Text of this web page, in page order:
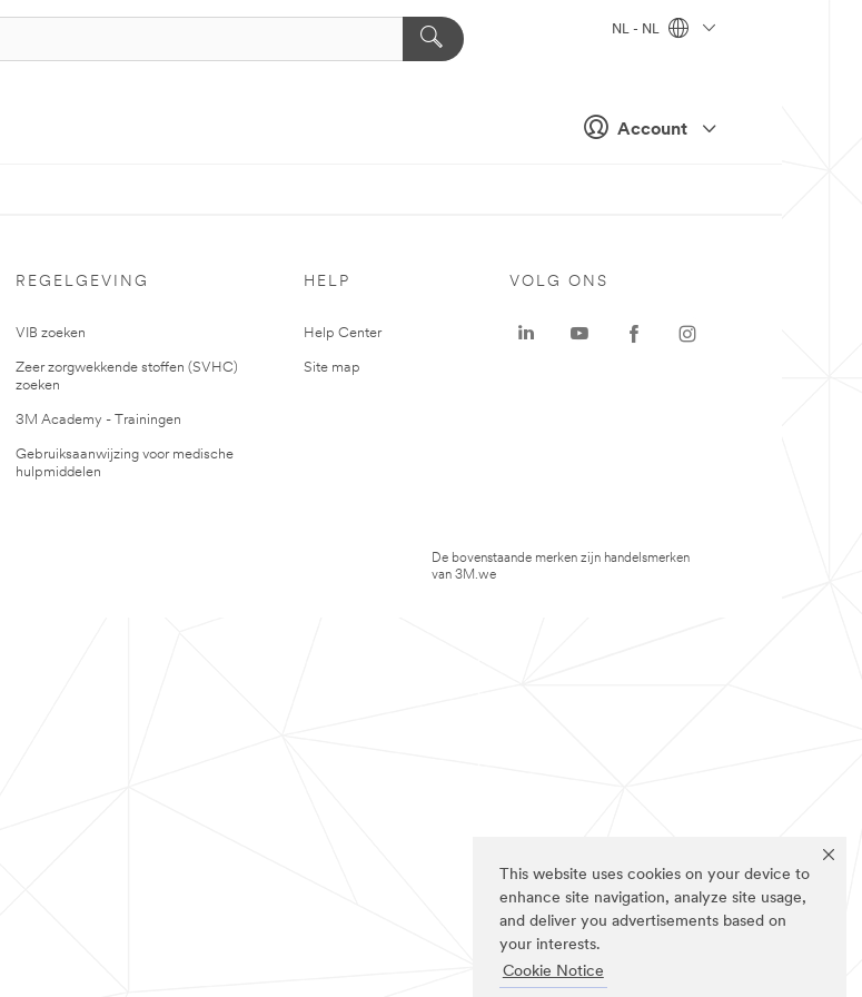
This website uses cookies on your device to
enhance site navigation, analyze site usage,
and deliver you advertisements based on
your interests.
Cookie Notice
Account
NL - NL
REGELGEVING
VIB zoeken
Zeer zorgwekkende stoffen (SVHC)
zoeken
3M Academy - Trainingen
Gebruiksaanwijzing voor medische
hulpmiddelen
HELP
Help Center
Site map
VOLG ONS
De bovenstaande merken zijn handelsmerken
van 3M.we